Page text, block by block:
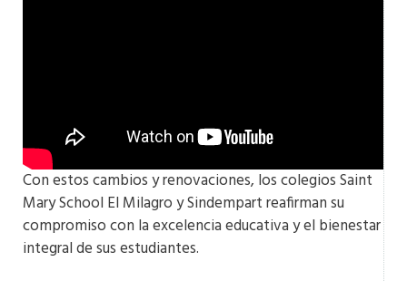
Con estos cambios y renovaciones, los colegios Saint
Mary School El Milagro y Sindempart reafirman su
compromiso con la excelencia educativa y el bienestar
integral de sus estudiantes.